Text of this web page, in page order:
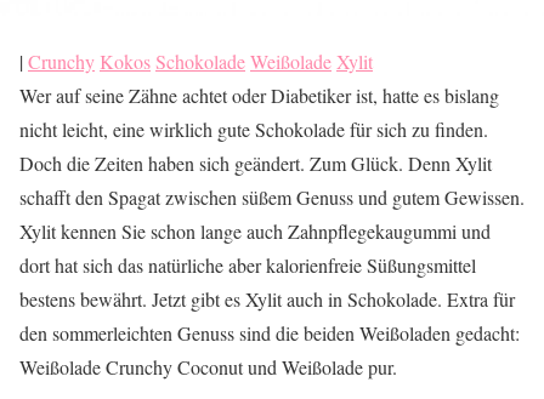
|Crunchy KokosSchokoladeWeißoladeXylit
Wer auf seine Zähne achtet oder Diabetiker ist, hatte es bislang
nicht leicht, eine wirklich gute Schokolade für sich zu finden.
Doch die Zeiten haben sich geändert. Zum Glück. Denn Xylit
schafft den Spagat zwischen süßem Genuss und gutem Gewissen.
Xylit kennen Sie schon lange auch Zahnpflegekaugummi und
dort hat sich das natürliche aber kalorienfreie Süßungsmittel
bestens bewährt. Jetzt gibt es Xylit auch in Schokolade. Extra für
den sommerleichten Genuss sind die beiden Weißoladen gedacht:
Weißolade Crunchy Coconut und Weißolade pur.